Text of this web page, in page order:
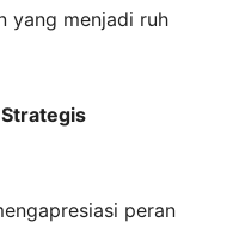
yang menjadi ruh
peran